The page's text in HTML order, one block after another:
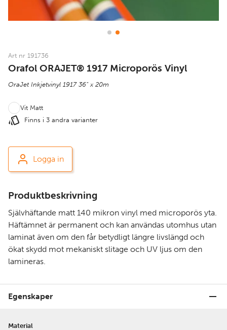
Art nr 191736
Orafol ORAJET® 1917 Microporös Vinyl
OraJet Inkjetvinyl 1917 36" x 20m
Vit Matt
Finns i 3 andra varianter
Logga in
Produktbeskrivning
Självhäftande matt 140 mikron vinyl med microporös yta.
Häftämnet är permanent och kan användas utomhus utan
laminat även om den får betydligt längre livslängd och
ökat skydd mot mekaniskt slitage och UV ljus om den
lamineras.
Egenskaper
Material